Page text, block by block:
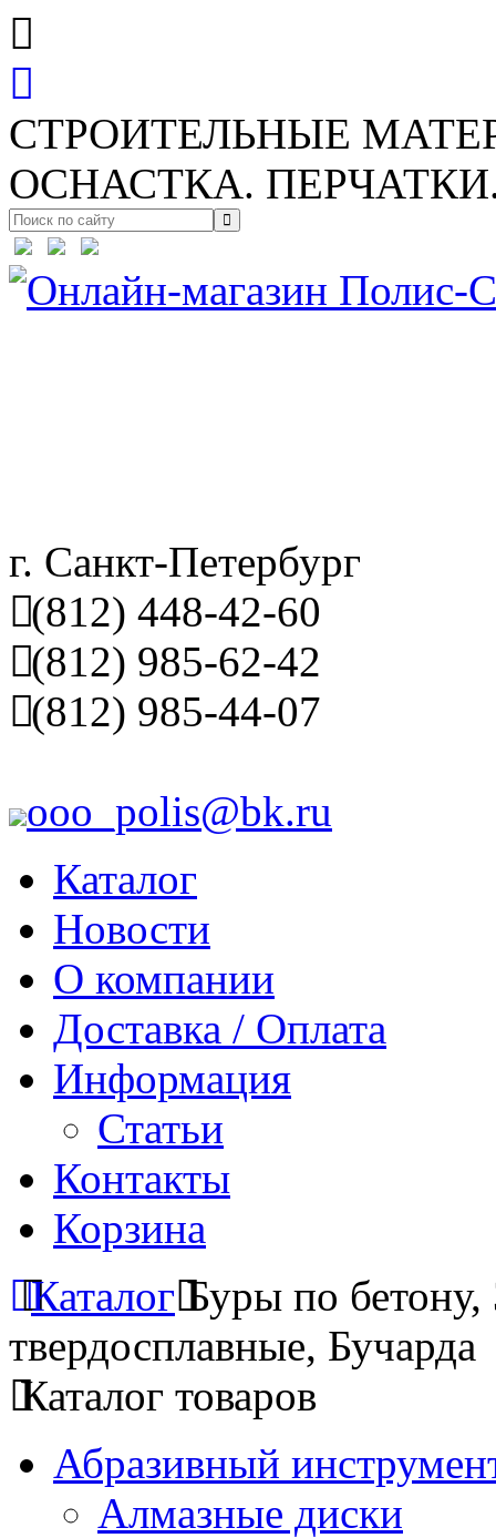
СТРОИТЕЛЬНЫЕ
ОСНАСТКА.
г. Санкт-Петербург
(812) 448-42-60
(812) 985-62-42
(812) 985-44-07
ooo_polis@bk.ru
Каталог
Новости
О компании
Доставка / Оплата
Информация
Статьи
Контакты
Корзина
Каталог Буры по
твердосплавные, Бучарда
Каталог товаров
Абразивный
Алмазные диски